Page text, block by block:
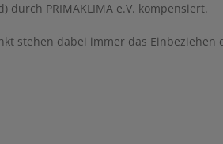
PRIMAKLIMA e.V. kompensiert.
stehen dabei immer das Einbeziehen